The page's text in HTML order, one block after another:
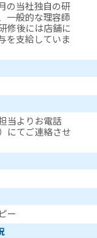
の当社独自の研
一般的な理容師
修後には店舗に
を支給していま
当よりお電話
にてご連絡させ
ー